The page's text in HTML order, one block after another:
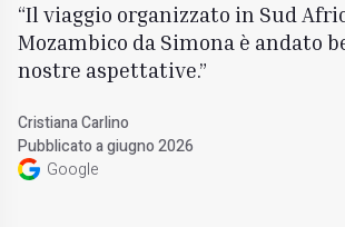
Il viaggio organizzato in Sud
Mozambico da Simona è andato
nostre aspettative.
Cristiana Carlino
Pubblicato a giugno 2026
Google